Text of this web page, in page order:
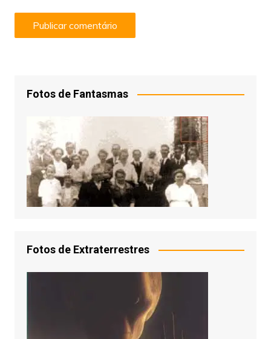
Fotos de Fantasmas
Fotos de Extraterrestres